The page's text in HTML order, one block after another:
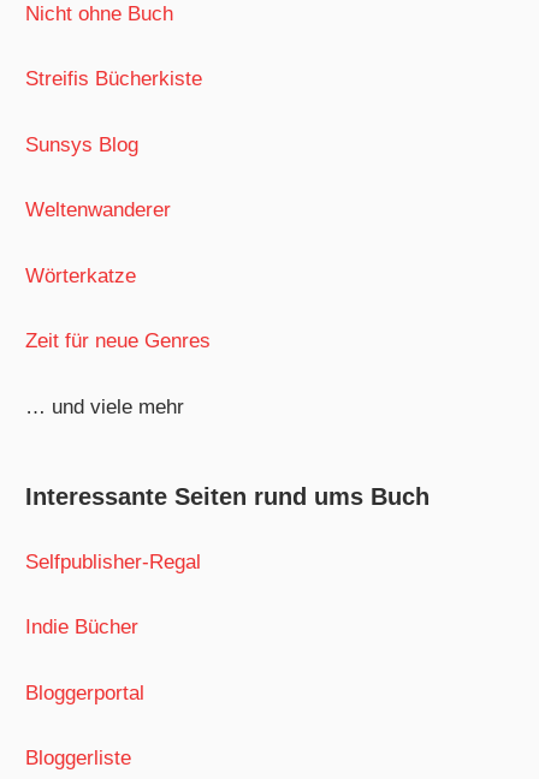
Nicht ohne Buch
Streifis Bücherkiste
Sunsys Blog
Weltenwanderer
Wörterkatze
Zeit für neue Genres
… und viele mehr
Interessante Seiten rund ums Buch
Selfpublisher-Regal
Indie Bücher
Bloggerportal
Bloggerliste